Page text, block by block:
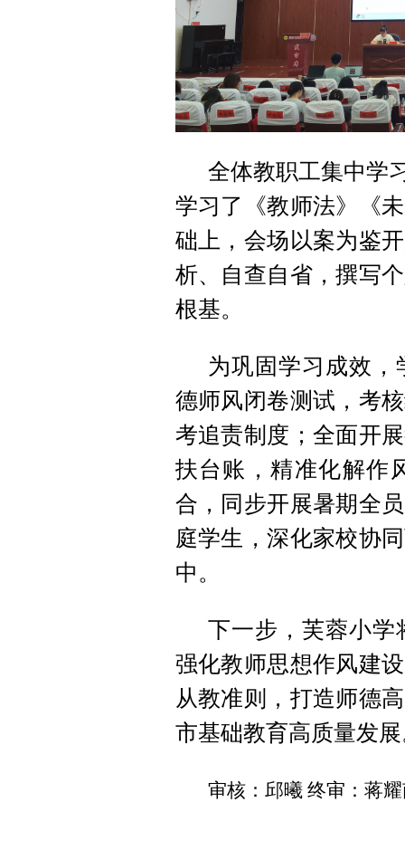
全体教职工集中学
学习了《教师法》《
础上，会场以案为鉴
析、自查自省，撰写
根基。
为巩固学习成效
德师风闭卷测试，考
考追责制度；全面开
扶台账，精准化解作
合，同步开展暑期全
庭学生，深化家校协
中。
下一步，芙蓉小学
强化教师思想作风建
从教准则，打造师德
市基础教育高质量发
审核：邱曦 终审：蒋